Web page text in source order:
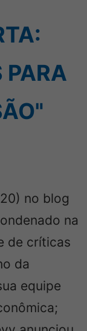
no blog
na
de críticas
da
equipe